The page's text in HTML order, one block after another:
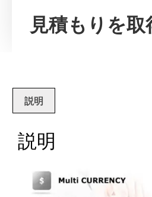
見積もりを取
説明
説明